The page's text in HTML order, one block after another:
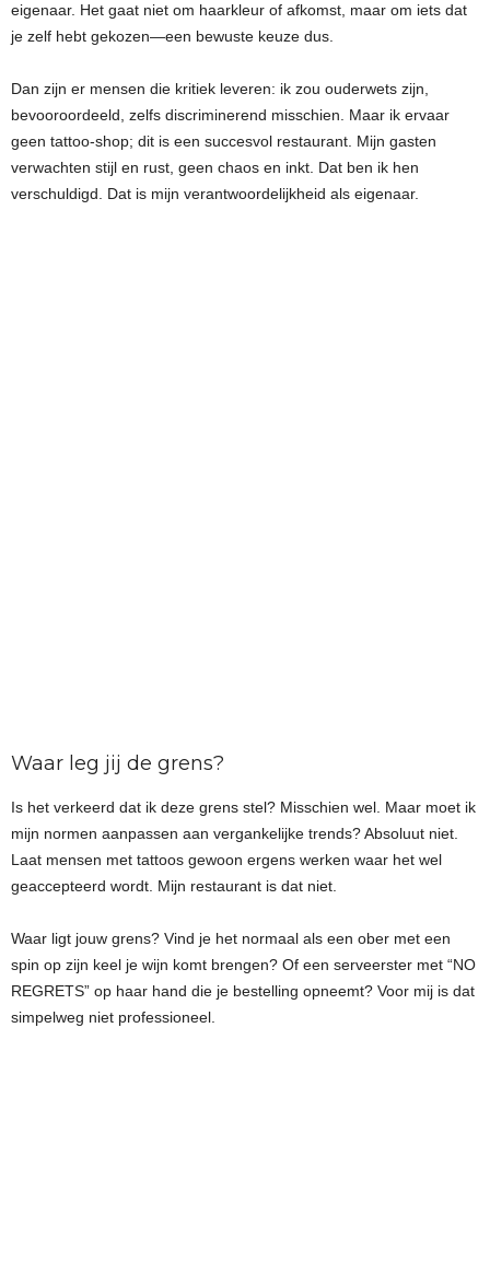
eigenaar. Het gaat niet om haarkleur of afkomst, maar om iets dat
je zelf hebt gekozen—een bewuste keuze dus.
Dan zijn er mensen die kritiek leveren: ik zou ouderwets zijn,
bevooroordeeld, zelfs discriminerend misschien. Maar ik ervaar
geen tattoo-shop; dit is een succesvol restaurant. Mijn gasten
verwachten stijl en rust, geen chaos en inkt. Dat ben ik hen
verschuldigd. Dat is mijn verantwoordelijkheid als eigenaar.
Waar leg jij de grens?
Is het verkeerd dat ik deze grens stel? Misschien wel. Maar moet ik
mijn normen aanpassen aan vergankelijke trends? Absoluut niet.
Laat mensen met tattoos gewoon ergens werken waar het wel
geaccepteerd wordt. Mijn restaurant is dat niet.
Waar ligt jouw grens? Vind je het normaal als een ober met een
spin op zijn keel je wijn komt brengen? Of een serveerster met “NO
REGRETS” op haar hand die je bestelling opneemt? Voor mij is dat
simpelweg niet professioneel.